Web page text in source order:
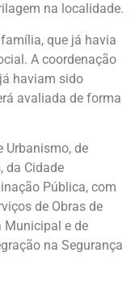
na localidade.
que já havia
A coordenação
haviam sido
avaliada de forma
Urbanismo, de
da Cidade
Pública, com
de Obras de
Municipal e de
na Segurança